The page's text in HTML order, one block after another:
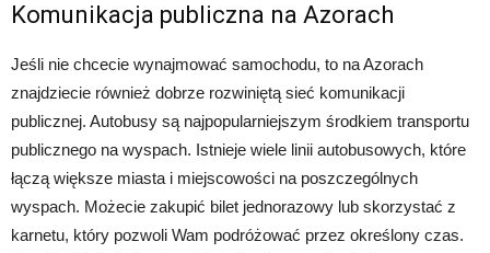
Komunikacja publiczna na Azorach
Jeśli nie chcecie wynajmować samochodu, to na Azorach
znajdziecie również dobrze rozwiniętą sieć komunikacji
publicznej. Autobusy są najpopularniejszym środkiem transportu
publicznego na wyspach. Istnieje wiele linii autobusowych, które
łączą większe miasta i miejscowości na poszczególnych
wyspach. Możecie zakupić bilet jednorazowy lub skorzystać z
karnetu, który pozwoli Wam podróżować przez określony czas.